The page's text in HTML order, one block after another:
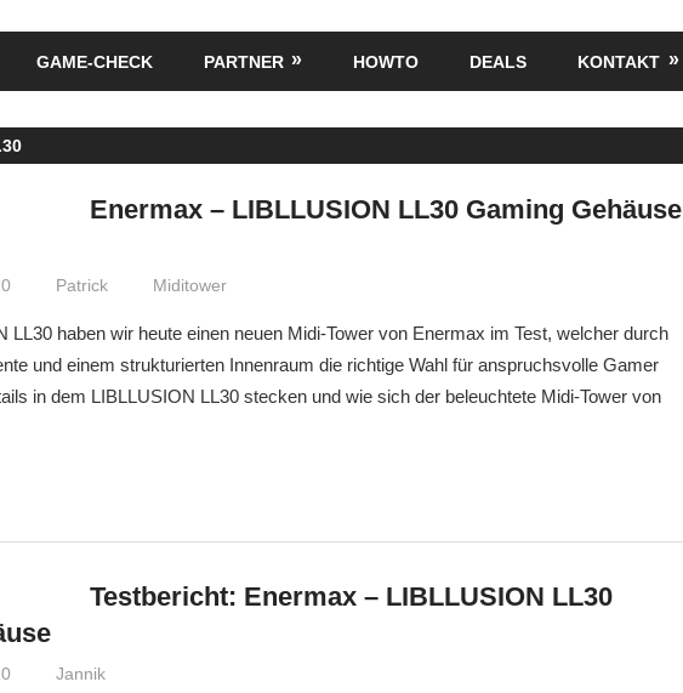
GAME-CHECK PARTNER HOWTO DEALS KONTAKT
Enermax – LIBLLUSION LL30 Gaming Gehäuse
Patrick Miditower
LL30 haben wir heute einen neuen Midi-Tower von Enermax im Test, welcher durch
und einem strukturierten Innenraum die richtige Wahl für anspruchsvolle Gamer
in dem LIBLLUSION LL30 stecken und wie sich der beleuchtete Midi-Tower von
Testbericht: Enermax – LIBLLUSION LL30
Jannik